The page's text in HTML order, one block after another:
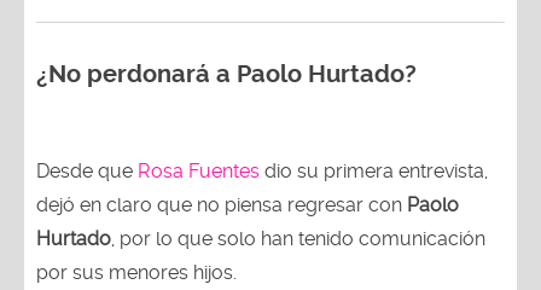
¿No perdonará a Paolo Hurtado?
Desde que Rosa Fuentes dio su primera entrevista,
dejó en claro que no piensa regresar con Paolo
Hurtado , por lo que solo han tenido comunicación
por sus menores hijos.